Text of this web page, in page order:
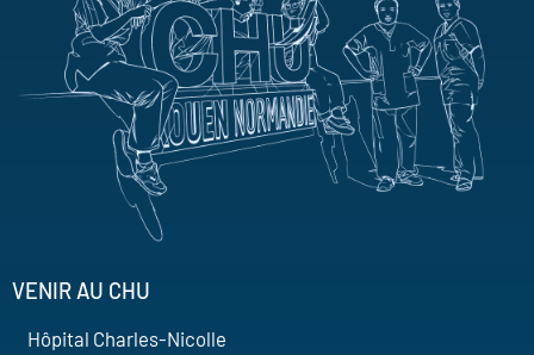
VENIR AU CHU
Hôpital Charles-Nicolle